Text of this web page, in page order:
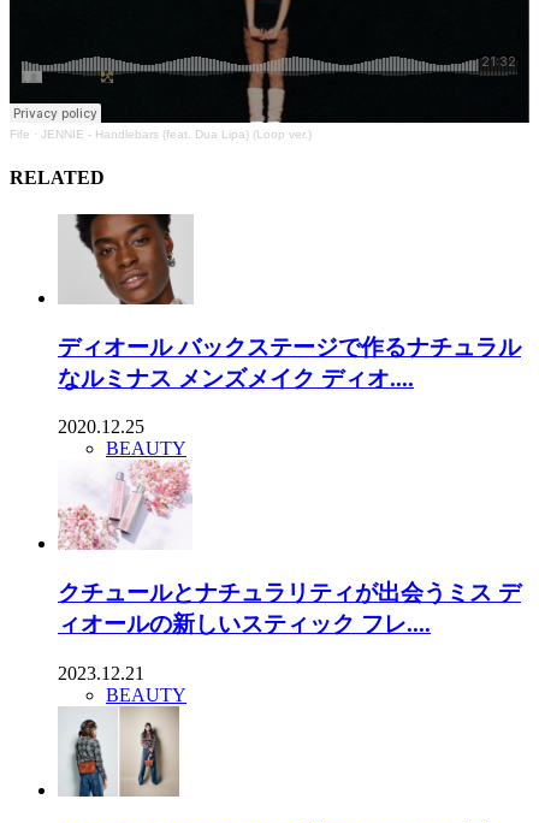
Fife · JENNIE - Handlebars (feat. Dua Lipa) (Loop ver.)
RELATED
ディオール バックステージで作るナチュラル
なルミナス メンズメイク ディオ....
2020.12.25
BEAUTY
クチュールとナチュラリティが出会うミス デ
ィオールの新しいスティック フレ....
2023.12.21
BEAUTY